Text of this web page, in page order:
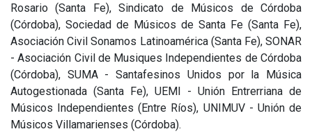
Rosario (Santa Fe), Sindicato de Músicos de Córdoba
(Córdoba), Sociedad de Músicos de Santa Fe (Santa Fe),
Asociación Civil Sonamos Latinoamérica (Santa Fe), SONAR
- Asociación Civil de Musiques Independientes de Córdoba
(Córdoba), SUMA - Santafesinos Unidos por la Música
Autogestionada (Santa Fe), UEMI - Unión Entrerriana de
Músicos Independientes (Entre Ríos), UNIMUV - Unión de
Músicos Villamarienses (Córdoba).